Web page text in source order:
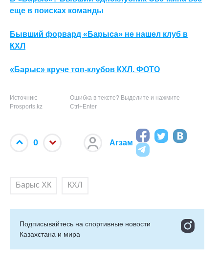
еще в поисках команды
Бывший форвард «Барыса» не нашел клуб в
КХЛ
«Барыс» круче топ-клубов КХЛ. ФОТО
Источник:
Prosports.kz
Ошибка в тексте? Выделите и нажмите
Ctrl+Enter
0 Агзам
Барыс ХК КХЛ
Подписывайтесь на cпортивные новости
Казахстана и мира